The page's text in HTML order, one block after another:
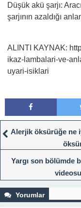
Düşük akü şarjı:
şarjının azaldığı
ALINTI KAYNAK:
ikaz-lambalari-ve-
uyari-isiklari
Alerjik öksürüğe ne
Yargı son bölümde
Yorumlar